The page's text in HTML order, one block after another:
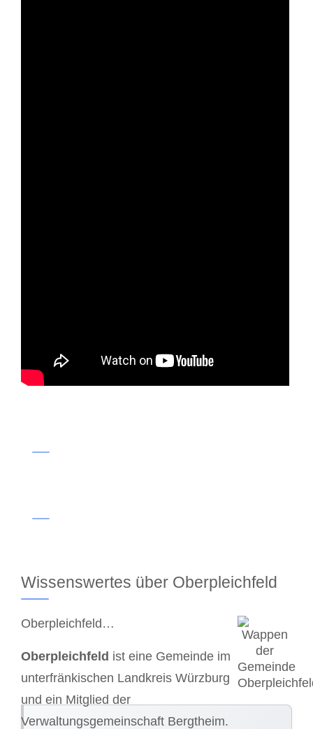
Wissenswertes über Oberpleichfeld
Oberpleichfeld…
Oberpleichfeld ist eine Gemeinde im
unterfränkischen Landkreis Würzburg
und ein Mitglied der
Verwaltungsgemeinschaft Bergtheim.